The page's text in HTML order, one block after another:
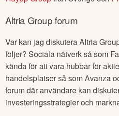
Altria Groupforum
Var kan jag diskuteraAltria
följer? Sociala nätverk så som
kända för att vara hubbar för
handelsplatser så som Avanza
forum där användare kan
investeringsstrategier och